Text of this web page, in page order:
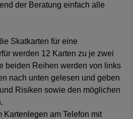
der Beratung einfach alle
Skatkarten für eine
werden 12 Karten zu je zwei
beiden Reihen werden von links
nach unten gelesen und geben
Risiken sowie den möglichen
Kartenlegen am Telefon mit